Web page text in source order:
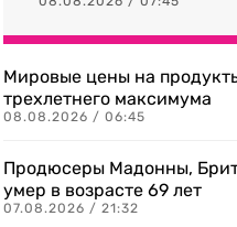
Мировые цены на
трехлетнего максимума
08.08.2026 / 06:45
Продюсеры Мадонны,
умер в возрасте 69 лет
07.08.2026 / 21:32